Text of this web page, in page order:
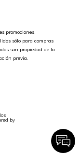
promociones,
sólo para compras
son propiedad de la
previa.
by